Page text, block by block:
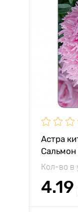
Астра
Кол-во в
4.19